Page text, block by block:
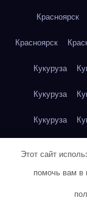
Красноярск
Красноярск
Кукуруза
Кукуруза
Кукуруза
Куриная
Куриная
Этот сайт
помочь вам в